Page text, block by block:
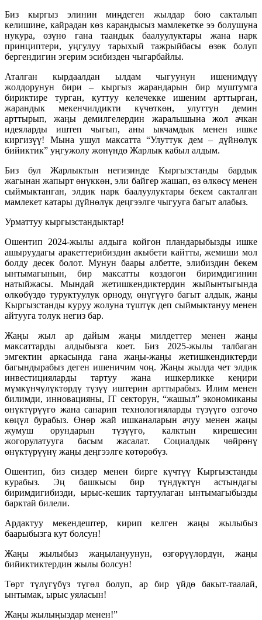
Биз кыргыз элинин миңдеген жылдар бою сакталып
келишине, кайрадан көз карандысыз мамлекетке ээ болушуна
нукура, өзүнө гана таандык баалуулуктары жана нарк
принциптери, уңгулуу тарыхый тажрыйбасы өзөк болуп
бергендигин эгерим эсибизден чыгарбайлы.
Аталган кырдаалдан ылдам чыгуунун ишенимдүү
жолдорунун бири – кыргыз жарандарын бир муштумга
бириктире турган, куттуу келечекке ишеним арттырган,
жарандык мекенчилдикти күчөткөн, улуттун демин
арттырып, жаңы демилгелердин жаралышына жол ачкан
идеяларды иштеп чыгып, аны ыкчамдык менен ишке
киргизүү! Мына ушул максатта “Улуттук дем – дүйнөлүк
бийиктик” уңгужолу жөнүндө Жарлык кабыл алдым.
Биз бул Жарлыктын негизинде Кыргызстанды бардык
жагынан жапырт өнүккөн, эли байгер жашап, өз өлкөсү менен
сыймыктанган, элдик нарк баалуулуктары бекем сакталган
мамлекет катары дүйнөлүк деңгээлге чыгууга багыт алабыз.
Урматтуу кыргызстандыктар!
Ошентип 2024-жылы алдыга койгон пландарыбызды ишке
ашыруудагы аракеттерибиздин акыбети кайтты, жемиши мол
болду десек болот. Мунун баары албетте, элибиздин бекем
ынтымагынын, бир максатты көздөгөн биримдигинин
натыйжасы. Мындай жетишкендиктердин жыйынтыгында
өлкөбүздө туруктуулук орноду, өнүгүүгө багыт алдык, жаңы
Кыргызстанды куруу жолуна түштүк деп сыймыктануу менен
айтууга толук негиз бар.
Жаңы жыл ар дайым жаңы милдеттер менен жаңы
максаттарды алдыбызга коет. Биз 2025-жылы талбаган
эмгектин аркасында гана жаңы-жаңы жетишкендиктерди
багындырабыз деген ишеничим чоң. Жаңы жылда чет элдик
инвестицияларды тартуу жана ишкерликке кеңири
мүмкүнчүлүктөрдү түзүү иштерин арттырабыз. Илим менен
билимди, инновацияны, IT секторун, “жашыл” экономиканы
өнүктүрүүгө жана санарип технологияларды түзүүгө өзгөчө
көңүл бурабыз. Өнөр жай ишканаларын ачуу менен жаңы
жумуш орундарын түзүүгө, калктын кирешесин
жогорулатууга басым жасалат. Социалдык чөйрөнү
өнүктүрүүнү жаңы деңгээлге көтөрөбүз.
Ошентип, биз сиздер менен бирге күчтүү Кыргызстанды
курабыз. Эң башкысы бир түндүктүн астындагы
биримдигибизди, ырыс-кешик тартуулаган ынтымагыбызды
барктай билели.
Ардактуу мекендештер, кирип келген жаңы жылыбыз
баарыбызга кут болсун!
Жаңы жылыбыз жаңылануунун, өзгөрүүлөрдүн, жаңы
бийиктиктердин жылы болсун!
Төрт түлүгүбүз түгөл болуп, ар бир үйдө бакыт-таалай,
ынтымак, ырыс уяласын!
Жаңы жылыңыздар менен!”